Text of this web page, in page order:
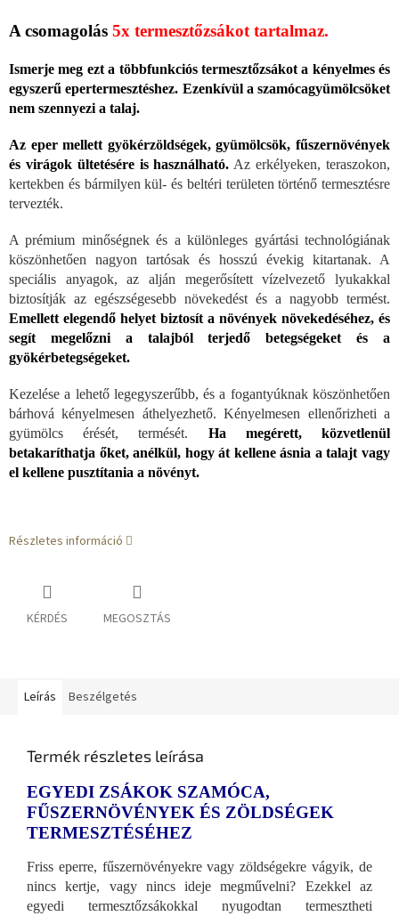
A csomagolás 5x termesztőzsákot tartalmaz.
Ismerje meg ezt a többfunkciós termesztőzsákot a kényelmes és
egyszerű epertermesztéshez. Ezenkívül a szamócagyümölcsöket
nem szennyezi a talaj.
Az eper mellett gyökérzöldségek, gyümölcsök, fűszernövények
és virágok ültetésére is használható. Az erkélyeken, teraszokon,
kertekben és bármilyen kül- és beltéri területen történő termesztésre
tervezték.
A prémium minőségnek és a különleges gyártási technológiának
köszönhetően nagyon tartósak és hosszú évekig kitartanak. A
speciális anyagok, az alján megerősített vízelvezető lyukakkal
biztosítják az egészségesebb növekedést és a nagyobb termést.
Emellett elegendő helyet biztosít a növények növekedéséhez, és
segít megelőzni a talajból terjedő betegségeket és a
gyökérbetegségeket.
Kezelése a lehető legegyszerűbb, és a fogantyúknak köszönhetően
bárhová kényelmesen áthelyezhető. Kényelmesen ellenőrizheti a
gyümölcs érését, termését. Ha megérett, közvetlenül
betakaríthatja őket, anélkül, hogy át kellene ásnia a talajt vagy
el kellene pusztítania a növényt.
Részletes információ
KÉRDÉS MEGOSZTÁS
Leírás Beszélgetés
Termék részletes leírása
EGYEDI ZSÁKOK SZAMÓCA,
FŰSZERNÖVÉNYEK ÉS ZÖLDSÉGEK
TERMESZTÉSÉHEZ
Friss eperre, fűszernövényekre vagy zöldségekre vágyik, de
nincs kertje, vagy nincs ideje megművelni? Ezekkel az
egyedi termesztőzsákokkal nyugodtan termesztheti